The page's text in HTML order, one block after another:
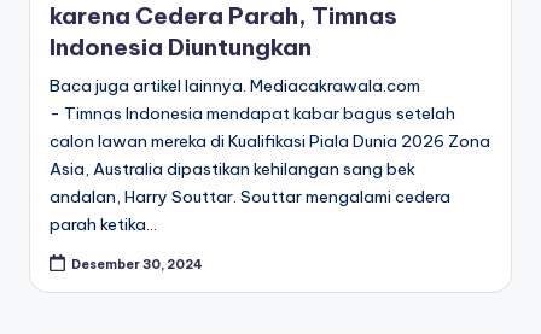
karena Cedera Parah, Timnas
Indonesia Diuntungkan
Baca juga artikel lainnya. Mediacakrawala.com
- Timnas Indonesia mendapat kabar bagus setelah
calon lawan mereka di Kualifikasi Piala Dunia 2026 Zona
Asia, Australia dipastikan kehilangan sang bek
andalan, Harry Souttar. Souttar mengalami cedera
parah ketika…
Desember 30, 2024